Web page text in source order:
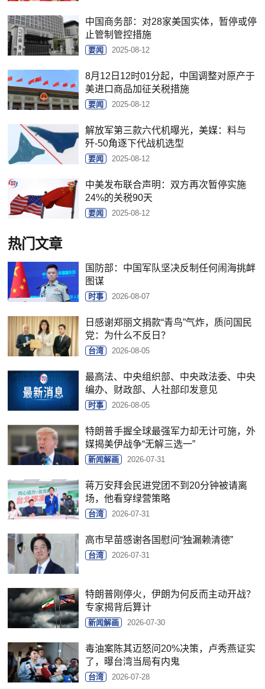
中国商务部：对28家美国实体，暂停或停
止管制管控措施
要闻 2025-08-12
8月12日12时01分起，中国调整对原产于
美进口商品加征关税措施
要闻 2025-08-12
解放军第三款六代机曝光，美媒：料与
歼-50角逐下代战机选型
要闻 2025-08-12
中美发布联合声明：双方再次暂停实施
24%的关税90天
要闻 2025-08-12
热门文章
国防部：中国军队坚决反制任何闹海挑衅
图谋
时事 2026-08-07
日感谢郑丽文捐款“青鸟”气炸，质问国民
党：为什么不反日？
台湾 2026-08-05
最高法、中央组织部、中央政法委、中央
编办、财政部、人社部印发意见
时事 2026-08-05
特朗普手握全球最强军力却无计可施，外
媒揭美伊战争“无解三选一”
新闻解画 2026-07-31
蒋万安拜会民进党团不到20分钟被请离
场，他看穿绿营策略
台湾 2026-07-31
高市早苗感谢各国慰问“独漏赖清德”
台湾 2026-07-31
特朗普刚停火，伊朗为何反而主动开战？
专家揭背后算计
新闻解画 2026-07-30
毒油案陈其迈怒问20%决策，卢秀燕证实
了，曝台湾当局有内鬼
台湾 2026-07-28